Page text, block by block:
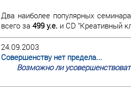
Два наиболее популярных
всего за 499 у.е. и CD "Креативный
24.09.2003
Совершенству нет предела...
Возможно ли